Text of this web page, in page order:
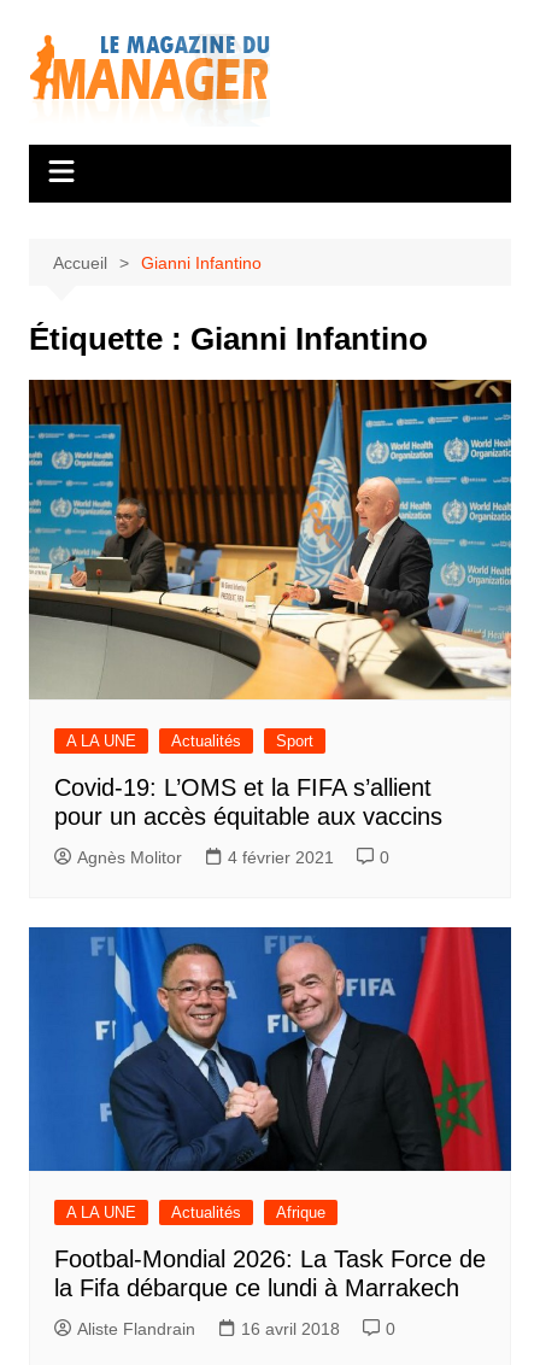
contenu
Accueil Gianni Infantino
Étiquette : Gianni Infantino
A LA UNE Actualités Sport
Covid-19: L’OMS et la FIFA s’allient
pour un accès équitable aux vaccins
Agnès Molitor 4 février 2021 0
A LA UNE Actualités Afrique
Footbal-Mondial 2026: La Task Force de
la Fifa débarque ce lundi à Marrakech
Aliste Flandrain 16 avril 2018 0